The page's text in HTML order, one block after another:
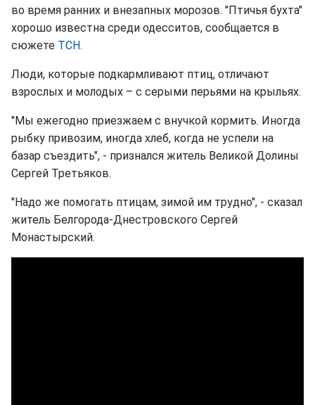
во время ранних и внезапных морозов. "Птичья бухта"
хорошо известна среди одесситов, сообщается в
сюжете ТСН.
Люди, которые подкармливают птиц, отличают
взрослых и молодых – с серыми перьями на крыльях.
"Мы ежегодно приезжаем с внучкой кормить. Иногда
рыбку привозим, иногда хлеб, когда не успели на
базар съездить", - признался житель Великой Долины
Сергей Третьяков.
"Надо же помогать птицам, зимой им трудно", - сказал
житель Белгорода-Днестровского Сергей
Монастырский.